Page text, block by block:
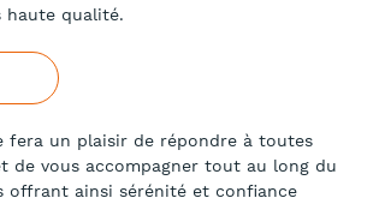
haute qualité.
fera un plaisir de répondre à toutes
de vous accompagner tout au long du
offrant ainsi sérénité et confiance